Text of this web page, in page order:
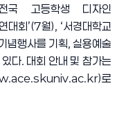
국 고등학생 디자인
대회 ’(7월), ‘서경대학교
념행사를 기획 실용예술
다. 대회 안내 및 참가는
로